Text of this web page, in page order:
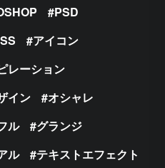
PSD
アイコン
レーション
イン
オシャレ
ル
グランジ
ル
テキストエフェクト